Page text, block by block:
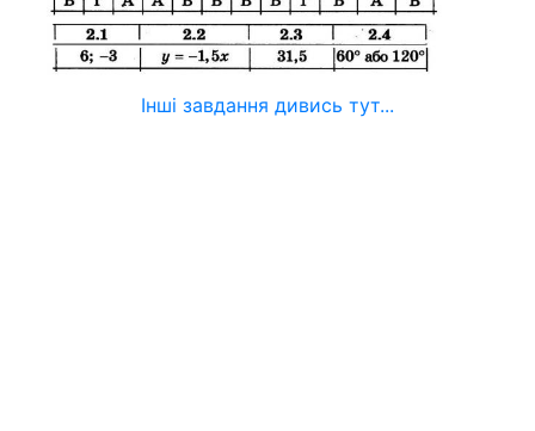
Інші завдання дивись тут...